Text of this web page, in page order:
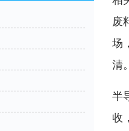
废
场
清
半
收